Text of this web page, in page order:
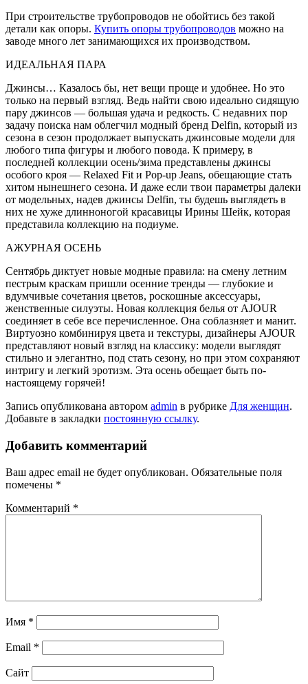
При строительстве трубопроводов не обойтись без такой
детали как опоры. Купить опоры трубопроводов можно на
заводе много лет занимающихся их производством.
ИДЕАЛЬНАЯ ПАРА
Джинсы… Казалось бы, нет вещи проще и удобнее. Но это
только на первый взгляд. Ведь найти свою идеально сидящую
пару джинсов — большая удача и редкость. С недавних пор
задачу поиска нам облегчил модный бренд Delfin, который из
сезона в сезон продолжает выпускать джинсовые модели для
любого типа фигуры и любого повода. К примеру, в
последней коллекции осень/зима представлены джинсы
особого кроя — Relaxed Fit и Pop-up Jeans, обещающие стать
хитом нынешнего сезона. И даже если твои параметры далеки
от модельных, надев джинсы Delfin, ты будешь выглядеть в
них не хуже длинноногой красавицы Ирины Шейк, которая
представила коллекцию на подиуме.
АЖУРНАЯ ОСЕНЬ
Сентябрь диктует новые модные правила: на смену летним
пестрым краскам пришли осенние тренды — глубокие и
вдумчивые сочетания цветов, роскошные аксессуары,
женственные силуэты. Новая коллекция белья от AJOUR
соединяет в себе все перечисленное. Она соблазняет и манит.
Виртуозно комбинируя цвета и текстуры, дизайнеры AJOUR
представляют новый взгляд на классику: модели выглядят
стильно и элегантно, под стать сезону, но при этом сохраняют
интригу и легкий эротизм. Эта осень обещает быть по-
настоящему горячей!
Запись опубликована автором admin в рубрике Для женщин.
Добавьте в закладки постоянную ссылку.
Добавить комментарий
Ваш адрес email не будет опубликован. Обязательные поля
помечены *
Комментарий *
Имя *
Email *
Сайт